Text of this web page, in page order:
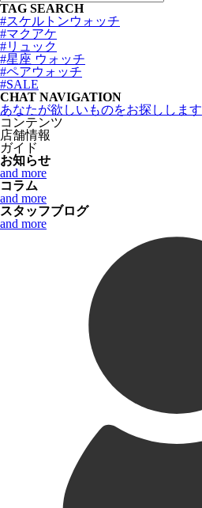
TAG SEARCH
#スケルトンウォッチ
#マクアケ
#リュック
#星座 ウォッチ
#ペアウォッチ
#SALE
CHAT NAVIGATION
あなたが欲しいものをお探しします
コンテンツ
店舗情報
ガイド
お知らせ
and more
コラム
and more
スタッフブログ
and more